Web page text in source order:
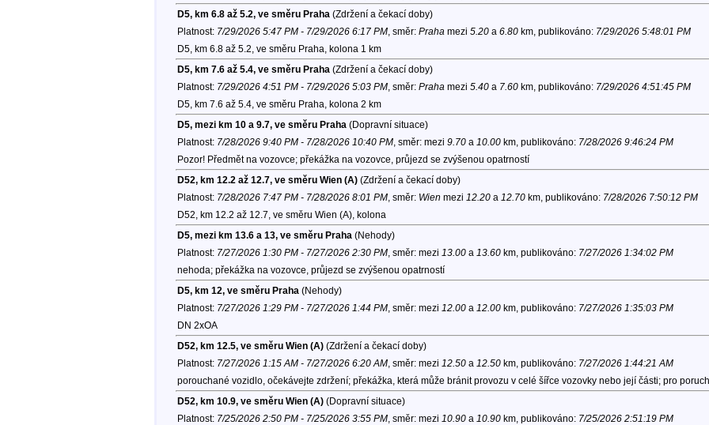
D5, km 6.8 až 5.2, ve směru Praha (Zdržení a čekací doby)
Platnost: 7/29/2026 5:47 PM - 7/29/2026 6:17 PM, směr: Praha mezi 5.20a 6.80km, publikováno: 7/29/2026 5:48:01 PM
D5, km 6.8 až 5.2, ve směru Praha, kolona 1 km
D5, km 7.6 až 5.4, ve směru Praha (Zdržení a čekací doby)
Platnost: 7/29/2026 4:51 PM - 7/29/2026 5:03 PM, směr: Praha mezi 5.40a 7.60km, publikováno: 7/29/2026 4:51:45 PM
D5, km 7.6 až 5.4, ve směru Praha, kolona 2 km
D5, mezi km 10 a 9.7, ve směru Praha (Dopravní situace)
Platnost: 7/28/2026 9:40 PM - 7/28/2026 10:40 PM, směr: mezi 9.70a 10.00km, publikováno: 7/28/2026 9:46:24 PM
Pozor! Předmět na vozovce; překážka na vozovce, průjezd se zvýšenou opatrností
D52, km 12.2 až 12.7, ve směru Wien (A)(Zdržení a čekací doby)
Platnost: 7/28/2026 7:47 PM - 7/28/2026 8:01 PM, směr: Wien mezi 12.20a 12.70km, publikováno: 7/28/2026 7:50:12 PM
D52, km 12.2 až 12.7, ve směru Wien (A), kolona
D5, mezi km 13.6 a 13, ve směru Praha (Nehody)
Platnost: 7/27/2026 1:30 PM - 7/27/2026 2:30 PM, směr: mezi 13.00a 13.60km, publikováno: 7/27/2026 1:34:02 PM
nehoda; překážka na vozovce, průjezd se zvýšenou opatrností
D5, km 12, ve směru Praha (Nehody)
Platnost: 7/27/2026 1:29 PM - 7/27/2026 1:44 PM, směr: mezi 12.00a 12.00km, publikováno: 7/27/2026 1:35:03 PM
DN 2xOA
D52, km 12.5, ve směru Wien (A)(Zdržení a čekací doby)
Platnost: 7/27/2026 1:15 AM - 7/27/2026 6:20 AM, směr: mezi 12.50a 12.50km, publikováno: 7/27/2026 1:44:21 AM
porouchané vozidlo, očekávejte zdržení; překážka, která může bránit provozu v celé šířce vozovky nebo její části; pro
D52, km 10.9, ve směru Wien (A)(Dopravní situace)
Platnost: 7/25/2026 2:50 PM - 7/25/2026 3:55 PM, směr: mezi 10.90a 10.90km, publikováno: 7/25/2026 2:51:19 PM